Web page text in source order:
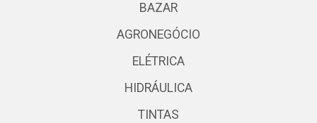
BAZAR
AGRONEGÓCIO
ELÉTRICA
HIDRÁULICA
TINTAS